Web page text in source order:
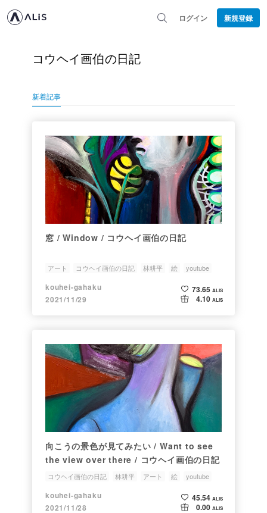
ログイン 新規登録
コウヘイ画伯の日記
新着記事
窓 / Window / コウヘイ画伯の日記
アート コウヘイ画伯の日記 林耕平 絵 youtube
kouhei-gahaku
2021/11/29
73.65 ALIS
4.10 ALIS
向こうの景色が見てみたい / Want to see
the view over there / コウヘイ画伯の日記
コウヘイ画伯の日記 林耕平 アート 絵 youtube
kouhei-gahaku
2021/11/28
45.54 ALIS
0.00 ALIS